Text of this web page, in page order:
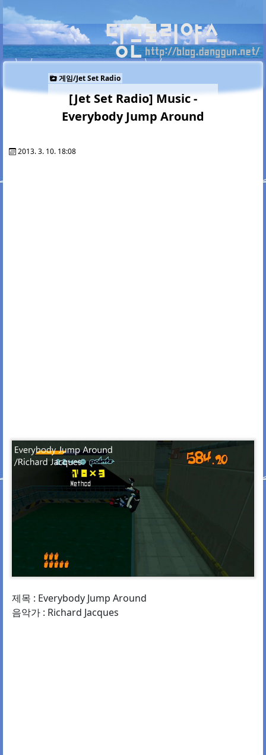
게임/Jet Set Radio
[Jet Set Radio] Music -
Everybody Jump Around
2013. 3. 10. 18:08
제목 : Everybody Jump Around
음악가 : Richard Jacques